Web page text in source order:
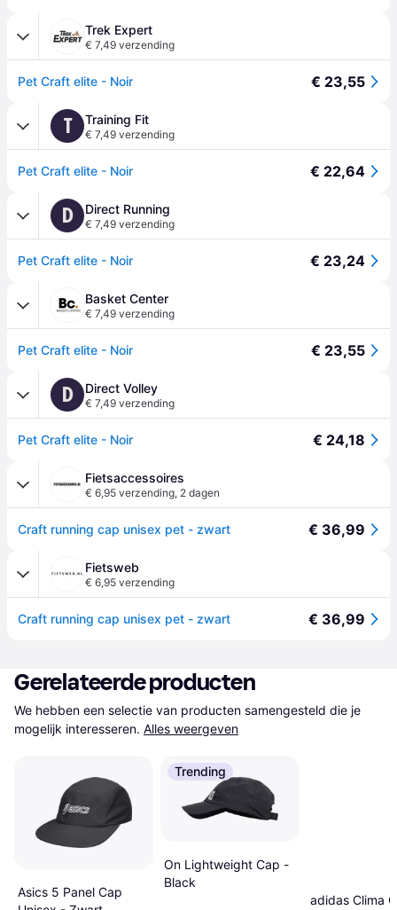
Trek Expert
€ 7,49 verzending
Pet Craft elite - Noir € 23,55
T Training Fit
€ 7,49 verzending
Pet Craft elite - Noir € 22,64
D Direct Running
€ 7,49 verzending
Pet Craft elite - Noir € 23,24
Basket Center
€ 7,49 verzending
Pet Craft elite - Noir € 23,55
D Direct Volley
€ 7,49 verzending
Pet Craft elite - Noir € 24,18
Fietsaccessoires
€ 6,95 verzending, 2 dagen
Craft running cap unisex pet - zwart € 36,99
Fietsweb
€ 6,95 verzending
Craft running cap unisex pet - zwart € 36,99
Gerelateerde producten
We hebben een selectie van producten samengesteld die je
mogelijk interesseren. Alles weergeven
Asics 5 Panel Cap
Trending
On Lightweight Cap -
Black
adidas Clima